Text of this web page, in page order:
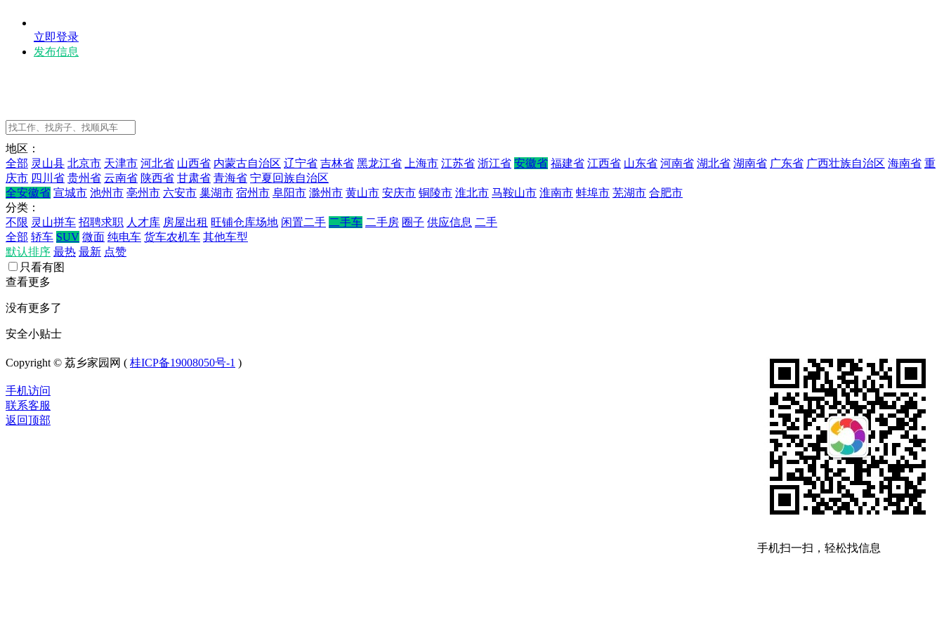
立即登录
发布信息
地区：
全部 灵山县 北京市 天津市 河北省 山西省 内蒙古自治区 辽宁省 吉林省 黑龙江省 上海市 江苏省 浙江省 安徽省 福建省 江西省 山东省 河南省 湖北省 湖南省 广东省 广西壮族自治区 海南省 重
庆市 四川省 贵州省 云南省 陕西省 甘肃省 青海省 宁夏回族自治区
全安徽省 宣城市 池州市 亳州市 六安市 巢湖市 宿州市 阜阳市 滁州市 黄山市 安庆市 铜陵市 淮北市 马鞍山市 淮南市 蚌埠市 芜湖市 合肥市
分类：
不限 灵山拼车 招聘求职 人才库 房屋出租 旺铺仓库场地 闲置二手 二手车 二手房 圈子 供应信息 二手
全部 轿车 SUV 微面 纯电车 货车农机车 其他车型
默认排序 最热 最新 点赞
只看有图
查看更多
没有更多了
安全小贴士
手机扫一扫，轻松找信息
Copyright © 荔乡家园网 ( 桂ICP备19008050号-1 )
手机访问
联系客服
返回顶部